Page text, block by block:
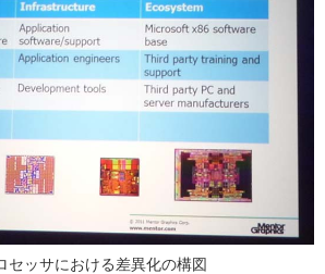
セッサにおける差異化の構図